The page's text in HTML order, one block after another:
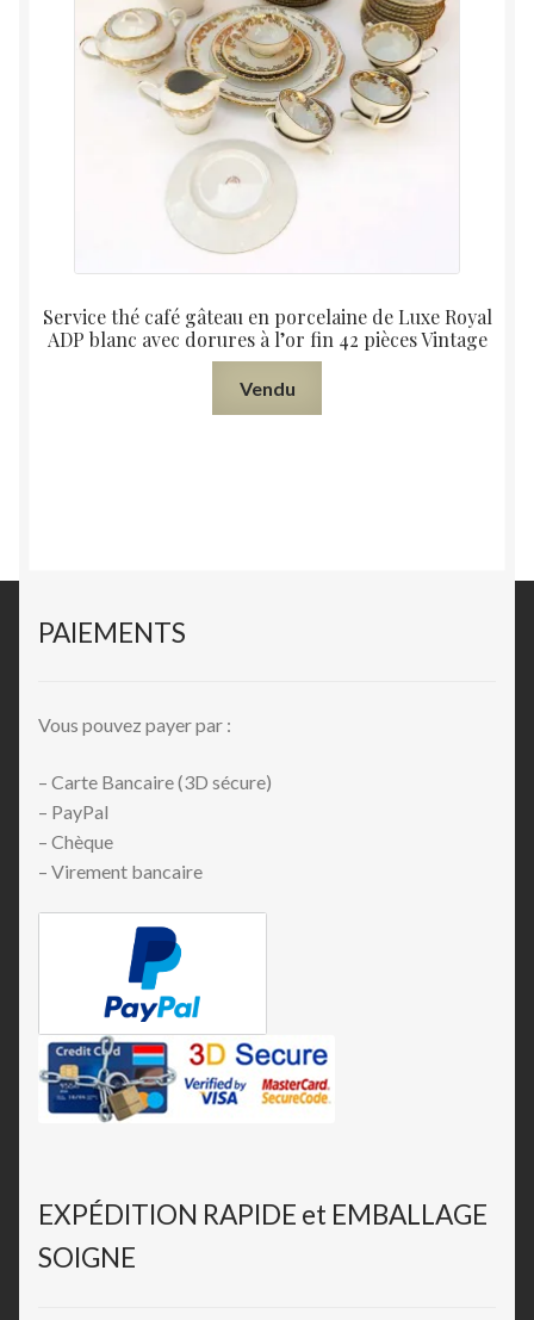
Service thé café gâteau en porcelaine de Luxe Royal
ADP blanc avec dorures à l’or fin 42 pièces Vintage
Vendu
PAIEMENTS
Vous pouvez payer par :
– Carte Bancaire (3D sécure)
– PayPal
– Chèque
– Virement bancaire
EXPÉDITION RAPIDE et EMBALLAGE
SOIGNE